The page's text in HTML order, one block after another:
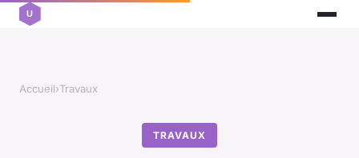
Accueil›Travaux
TRAVAUX